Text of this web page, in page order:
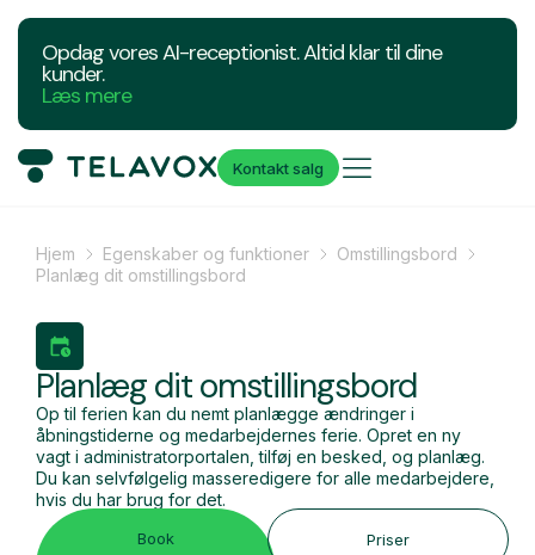
Opdag vores AI-receptionist. Altid klar til dine
kunder.
Læs mere
Kontakt salg
Hjem Egenskaber og funktioner
Omstillingsbord
Planlæg dit omstillingsbord
Planlæg dit omstillingsbord
Op til ferien kan du nemt planlægge ændringer i
åbningstiderne og medarbejdernes ferie. Opret en ny
vagt i administratorportalen, tilføj en besked, og planlæg.
Du kan selvfølgelig masseredigere for alle medarbejdere,
hvis du har brug for det.
Book
Priser